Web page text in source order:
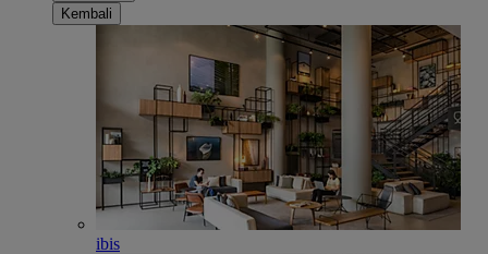
Kembali
ibis